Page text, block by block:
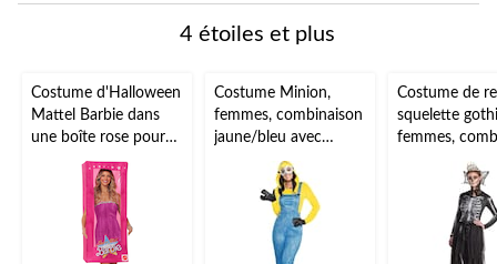
4 étoiles et plus
Costume d'Halloween
Mattel Barbie dans
une boîte rose pour
femmes, taille unique
Costume Minion,
femmes, combinaison
jaune/bleu avec
capuchon et gants,
choix de tailles
Costume de
squelette
femmes,
noir/blanc
couronne,